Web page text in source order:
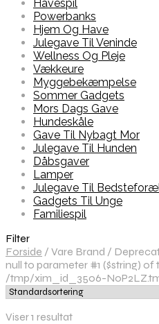
Havespil
Powerbanks
Hjem Og Have
Julegave Til Veninde
Wellness Og Pleje
Vækkeure
Myggebekæmpelse
Sommer Gadgets
Mors Dags Gave
Hundeskåle
Gave Til Nybagt Mor
Julegave Til Hunden
Dåbsgaver
Lamper
Julegave Til
Gadgets Til Unge
Familiespil
Filter
Forside / Vare Brand /
null to parameter #1 ($string)
/tmp/xim_id_3506-
Viser 1 resultat